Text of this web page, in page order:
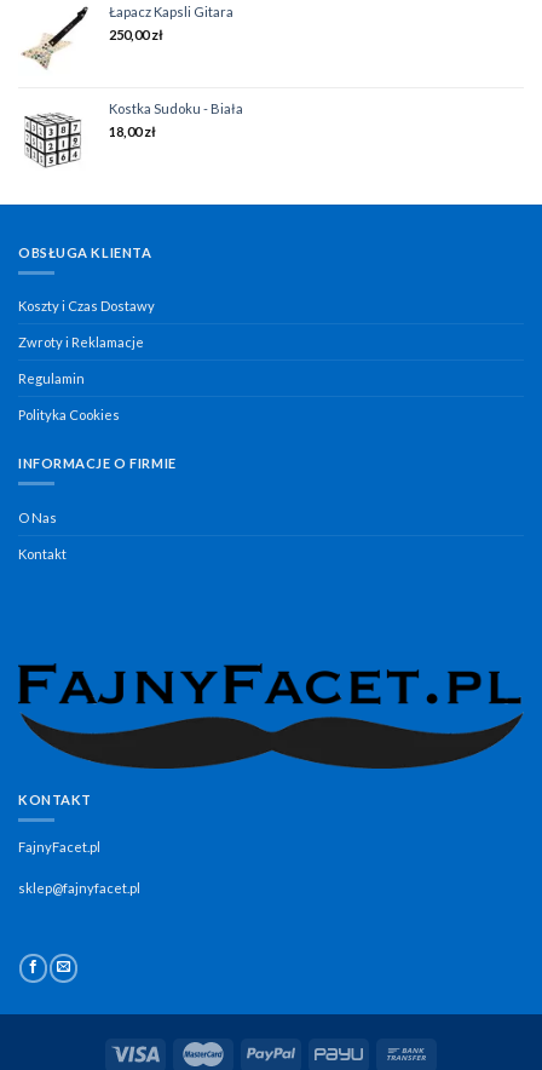
Łapacz Kapsli Gitara
250,00zł
Kostka Sudoku - Biała
18,00zł
OBSŁUGA KLIENTA
Koszty i Czas Dostawy
Zwroty i Reklamacje
Regulamin
Polityka Cookies
INFORMACJE O FIRMIE
O Nas
Kontakt
KONTAKT
FajnyFacet.pl
sklep@fajnyfacet.pl